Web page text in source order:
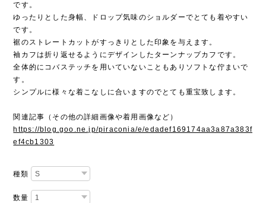
です。
ゆったりとした身幅、ドロップ気味のショルダーでとても着やすい
です。
裾のストレートカットがすっきりとした印象を与えます。
袖カフは折り返せるようにデザインしたターンナップカフです。
全体的にコバステッチを用いていないこともありソフトな佇まいで
す。
シンプルに様々な着こなしに合いますのでとても重宝致します。
関連記事（その他の詳細画像や着用画像など）
https://blog.goo.ne.jp/piraconia/e/edadef169174aa3a87a383f
ef4cb1303
種類
数量